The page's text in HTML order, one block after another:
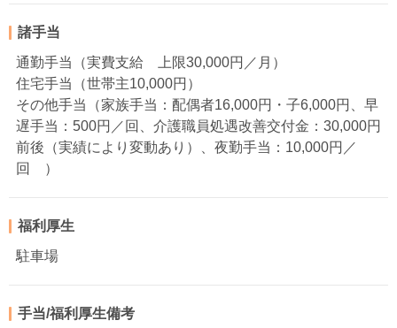
諸手当
通勤手当（実費支給 上限30,000円／月）
住宅手当（世帯主10,000円）
その他手当（家族手当：配偶者16,000円・子6,000円、早
遅手当：500円／回、介護職員処遇改善交付金：30,000円
前後（実績により変動あり）、夜勤手当：10,000円／
回 ）
福利厚生
駐車場
手当/福利厚生備考